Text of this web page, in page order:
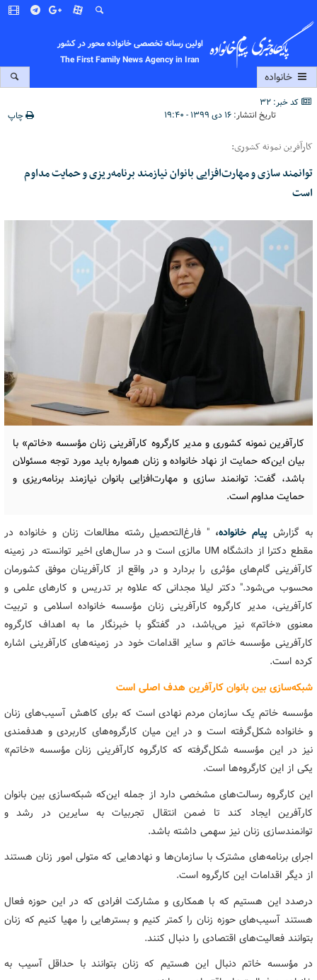
اولین رسانه تخصصی خانواده محور در کشور
The First Family News Agency in Iran
خانواده
کد خبر: 32
تاریخ انتشار:۱۶ دی ۱۳۹۹ - ۱۹:۴۰ چاپ
کارآفرین نمونه کشوری:
توانمند سازی و مهارت‌افزایی بانوان نیازمند برنامه‌ریزی و حمایت مداوم
است
کارآفرین نمونه کشوری و مدیر کارگروه کارآفرینی زنان مؤسسه «خاتم» با
بیان این‌که حمایت از نهاد خانواده و زنان همواره باید مورد توجه مسئولان
باشد، گفت: توانمند سازی و مهارت‌افزایی بانوان نیازمند برنامه‌ریزی و
حمایت مداوم است.
به گزارش پیام خانواده، " فارغ‌التحصیل رشته مطالعات زنان و خانواده در
مقطع دکترا از دانشگاه UM مالزی است و در سال‌های اخیر توانسته در زمینه
کارآفرینی گام‌های مؤثری را بردارد و در واقع از کارآفرینان موفق کشورمان
محسوب می‌شود." دکتر لیلا مجدانی که علاوه بر تدریس و کارهای علمی و
کارآفرینی، مدیر کارگروه کارآفرینی زنان مؤسسه خانواده اسلامی و تربیت
معنوی «خاتم» نیز می‌باشد، در گفتگو با خبرنگار ما به اهداف کارگروه
کارآفرینی مؤسسه خاتم و سایر اقدامات خود در زمینه‌های کارآفرینی اشاره
کرده است.
شبکه‌سازی بین بانوان کارآفرین هدف اصلی است
مؤسسه خاتم یک سازمان مردم نهادی است که برای کاهش آسیب‌های زنان
و خانواده شکل‌گرفته است و در این میان کارگروه‌های کاربردی و هدفمندی
نیز در این مؤسسه شکل‌گرفته که کارگروه کارآفرینی زنان مؤسسه «خاتم»
یکی از این کارگروه‌ها است.
این کارگروه رسالت‌های مشخصی دارد از جمله این‌که شبکه‌سازی بین بانوان
کارآفرین ایجاد کند تا ضمن انتقال تجربیات به سایرین در رشد و
توانمندسازی زنان نیز سهمی داشته باشد.
اجرای برنامه‌های مشترک با سازمان‌ها و نهادهایی که متولی امور زنان هستند
از دیگر اقدامات این کارگروه است.
درصدد این هستیم که با همکاری و مشارکت افرادی که در این حوزه فعال
هستند آسیب‌های حوزه زنان را کمتر کنیم و بسترهایی را مهیا کنیم که زنان
بتوانند فعالیت‌های اقتصادی را دنبال کنند.
در مؤسسه خاتم دنبال این هستیم که زنان بتوانند با حداقل آسیب به